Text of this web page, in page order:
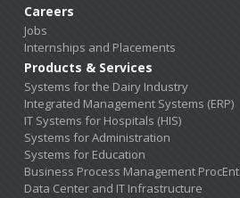
Careers
Jobs
Internships and Placements
Products & Services
Systems for the Dairy Industry
Integrated Management Systems (ERP)
IT Systems for Hospitals (HIS)
Systems for Administration
Systems for Education
Business Process Management ProcEnt
Data Center and IT Infrastructure